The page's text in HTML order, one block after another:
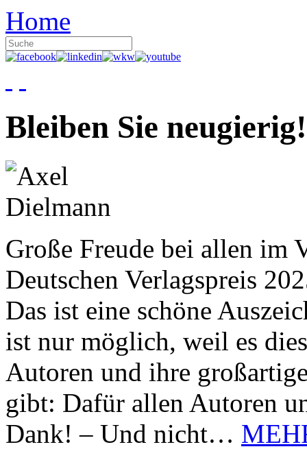
Home
Bleiben Sie neugierig!
Große Freude bei allen im
Deutschen Verlagspreis
Das ist eine schöne
ist nur möglich, weil es
Autoren und ihre
gibt: Dafür allen Autoren
Dank! – Und nicht…